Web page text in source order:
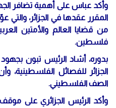
وأكد عباس على أهمية تضافر
المقرر عقدها في الجزائر، والتي
من قضايا العالم والأمتين
فلسطين.
بدوره، أشاد الرئيس تبون
الجزائر للفصائل الفلسطينية،
الصف الفلسطيني.
وأكد الرئيس الجزائري على